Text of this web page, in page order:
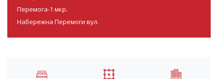
Перемога-1 мкр.
Набережна Перемоги вул.